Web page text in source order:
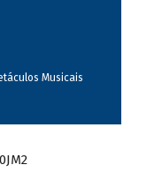
Musicais